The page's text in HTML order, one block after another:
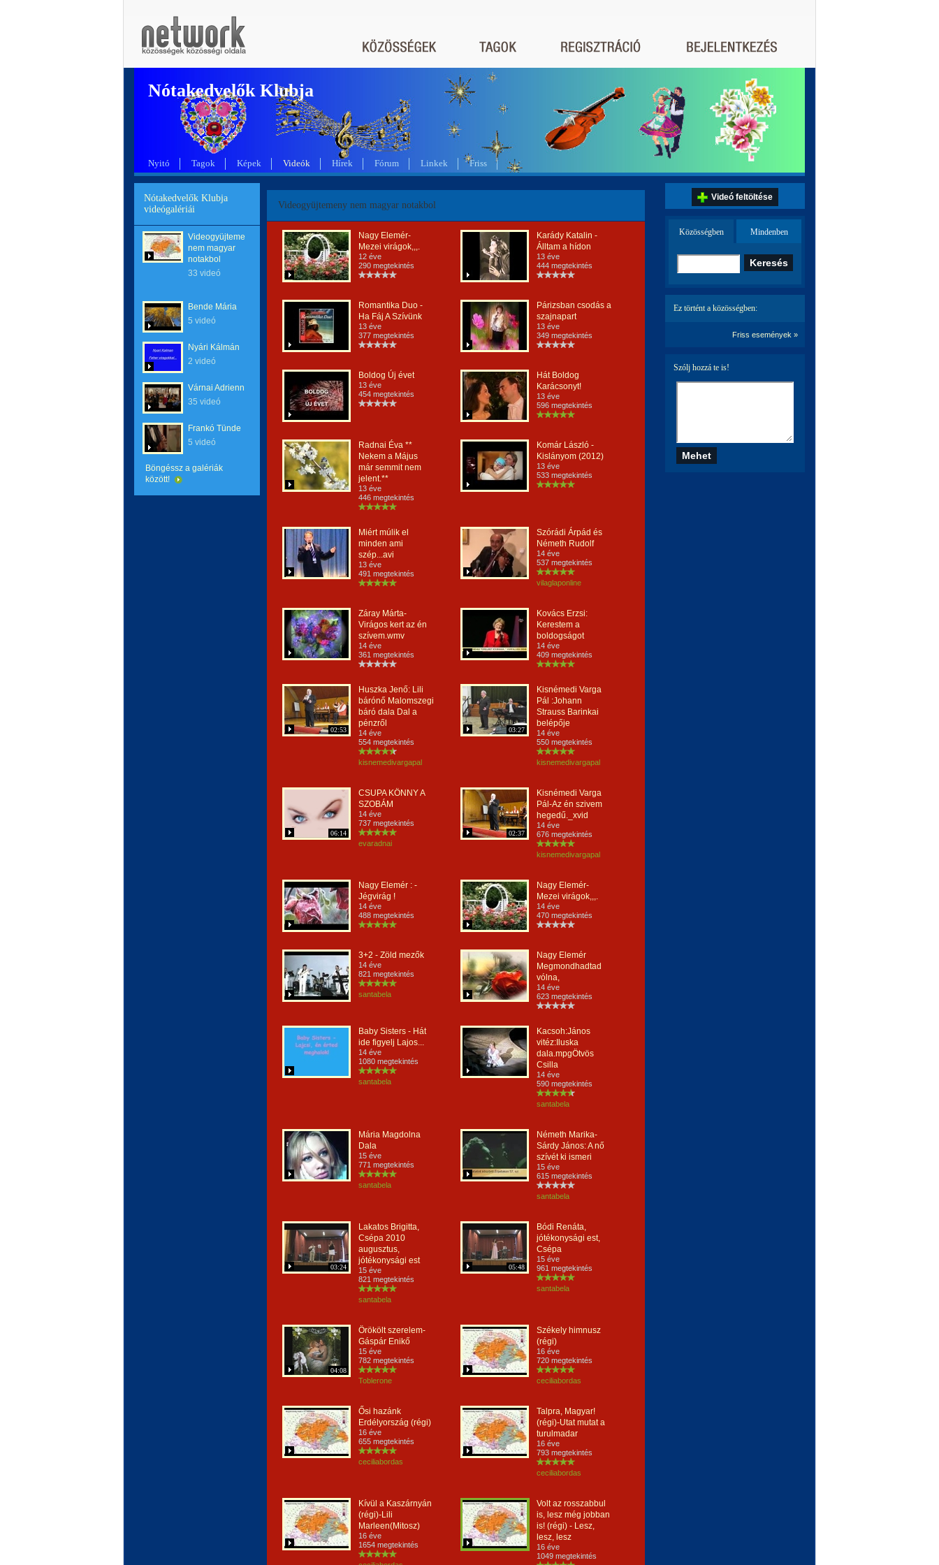
Nótakedvelők Klubja
Nyitó Tagok Képek Videók Hírek Fórum Linkek Friss
Nótakedvelők Klubja
videógalériái
Videogyüjtemeny
nem magyar
notakbol
33 videó
Bende Mária
5 videó
Nyári Kálmán
2 videó
Várnai Adrienn
35 videó
Frankó Tünde
5 videó
Böngéssz a galériák
között!
Videogyüjtemeny nem magyar notakbol
Nagy Elemér-
Mezei virágok,,,.
12 éve
290 megtekintés
Karády Katalin -
Álltam a hídon
13 éve
444 megtekintés
Romantika Duo -
Ha Fáj A Szívünk
13 éve
377 megtekintés
Párizsban csodás a
szajnapart
13 éve
349 megtekintés
Boldog Új évet
13 éve
454 megtekintés
Hát Boldog
Karácsonyt!
13 éve
596 megtekintés
Radnai Éva **
Nekem a Május
már semmit nem
jelent.**
13 éve
446 megtekintés
Komár László -
Kislányom (2012)
13 éve
533 megtekintés
Miért múlik el
minden ami
szép...avi
13 éve
491 megtekintés
Szórádi Árpád és
Németh Rudolf
14 éve
537 megtekintés
vilaglaponline
Záray Márta-
Virágos kert az én
szívem.wmv
14 éve
361 megtekintés
Kovács Erzsi:
Kerestem a
boldogságot
14 éve
409 megtekintés
02:53
Huszka Jenő: Lili
bárónő Malomszegi
báró dala Dal a
pénzről
14 éve
554 megtekintés
kisnemedivargapal
03:27
Kisnémedi Varga
Pál :Johann
Strauss Barinkai
belépője
14 éve
550 megtekintés
kisnemedivargapal
06:14
CSUPA KÖNNY A
SZOBÁM
14 éve
737 megtekintés
evaradnai
02:37
Kisnémedi Varga
Pál-Az én szivem
hegedű._xvid
14 éve
676 megtekintés
kisnemedivargapal
Nagy Elemér : -
Jégvirág !
14 éve
488 megtekintés
Nagy Elemér-
Mezei virágok,,,.
14 éve
470 megtekintés
3+2 - Zöld mezők
14 éve
821 megtekintés
santabela
Nagy Elemér
Megmondhadtad
vólna,
14 éve
623 megtekintés
Baby Sisters - Hát
ide figyelj Lajos...
14 éve
1080 megtekintés
santabela
Kacsoh:János
vitéz:Iluska
dala.mpgÖtvös
Csilla
14 éve
590 megtekintés
santabela
Mária Magdolna
Dala
15 éve
771 megtekintés
santabela
Németh Marika-
Sárdy János: A nő
szívét ki ismeri
15 éve
615 megtekintés
santabela
03:24
Lakatos Brigitta,
Csépa 2010
augusztus,
jótékonysági est
15 éve
821 megtekintés
santabela
05:48
Bódi Renáta,
jótékonysági est,
Csépa
15 éve
961 megtekintés
santabela
04:08
Örökölt szerelem-
Gáspár Enikő
15 éve
782 megtekintés
Toblerone
Székely himnusz
(régi)
16 éve
720 megtekintés
ceciliabordas
Ősi hazánk
Erdélyország (régi)
16 éve
655 megtekintés
ceciliabordas
Talpra, Magyar!
(régi)-Utat mutat a
turulmadar
16 éve
793 megtekintés
ceciliabordas
Kívül a Kaszárnyán
(régi)-Lili
Marleen(Mitosz)
16 éve
1654 megtekintés
Volt az rosszabbul
is, lesz még jobban
is! (régi) - Lesz,
lesz, lesz
16 éve
1049 megtekintés
Videó feltöltése
Közösségben Mindenben
Ez történt a közösségben:
Friss események »
Szólj hozzá te is!